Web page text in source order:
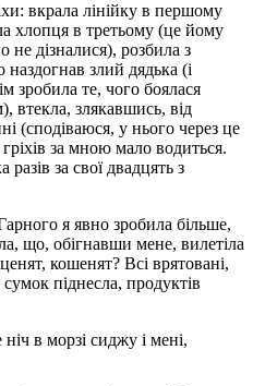
вкрала лінійку в першому
хлопця в третьому (це йому
дізналися), розбила з
злий дядька (і
зробила те, чого боялася
втекла, злякавшись, від
(сподіваюся, у нього через це
за мною мало водиться.
разів за свої двадцять з
я явно зробила більше,
що, обігнавши мене, вилетіла
кошенят? Всі врятовані,
сумок піднесла, продуктів
в морзі сиджу і мені,